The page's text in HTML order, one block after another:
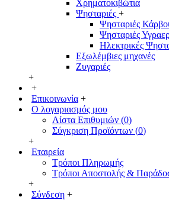
Χρηματοκιβώτια
Ψησταριές +
Ψησταριές
Ψησταριές
Ηλεκτρικές
Εξωλέμβιες μηχανές
Ζυγαριές
+
+
Επικοινωνία +
Ο λογαριασμός μου
Λίστα Επιθυμιών (0)
Σύγκριση Προϊόντων (0)
+
Εταιρεία
Τρόποι Πληρωμής
Τρόποι Αποστολής &
+
Σύνδεση +